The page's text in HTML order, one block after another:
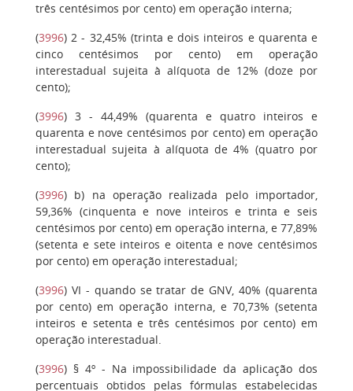
três centésimos por cento) em operação interna;
(3996)2- 32,45% (trinta e dois inteiros e quarenta e
cinco centésimos por cento) em operação
interestadual sujeita à alíquota de 12% (doze por
cento);
(3996) 3 - 44,49% (quarenta e quatro inteiros e
quarenta e nove centésimos por cento) em operação
interestadual sujeita à alíquota de 4% (quatro por
cento);
(3996) b) na operação realizada pelo importador,
59,36% (cinquenta e nove inteiros e trinta e seis
centésimos por cento) em operação interna, e 77,89%
(setenta e sete inteiros e oitenta e nove centésimos
por cento) em operação interestadual;
(3996) VI - quando se tratar de GNV, 40% (quarenta
por cento) em operação interna, e 70,73% (setenta
inteiros e setenta e três centésimos por cento) em
operação interestadual.
(3996) § 4º - Na impossibilidade da aplicação dos
percentuais obtidos pelas fórmulas estabelecidas